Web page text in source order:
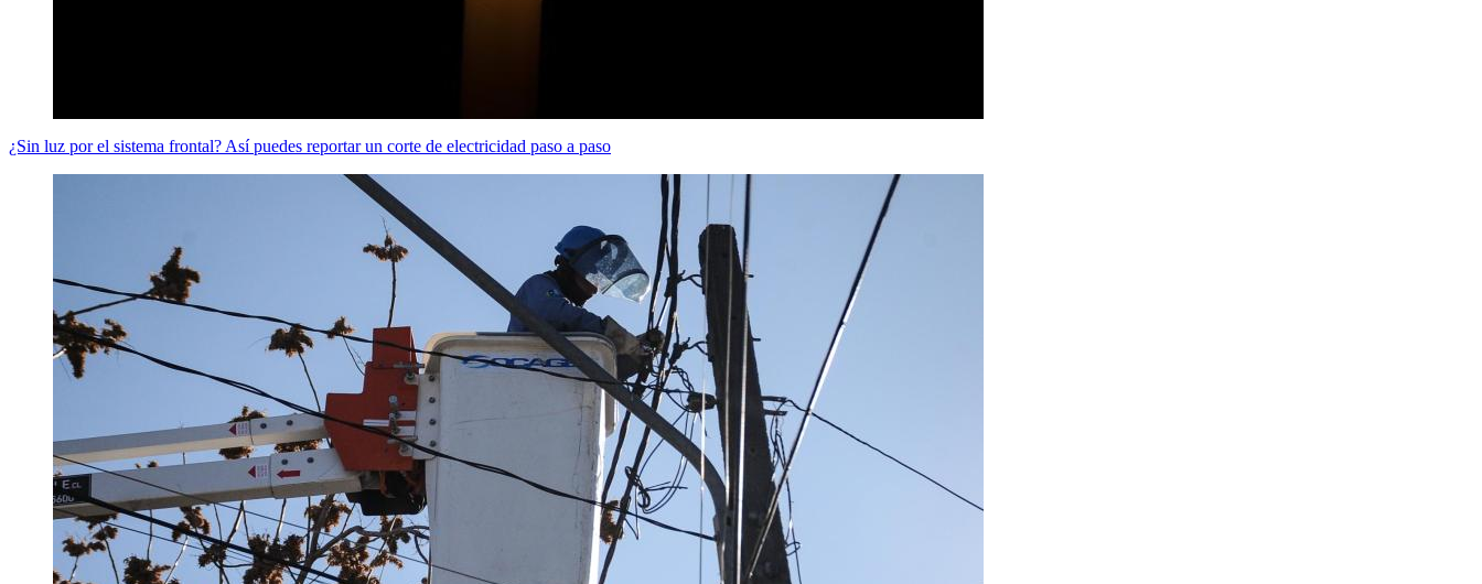
¿Sin luz por el sistema frontal? Así puedes reportar un corte de electricidad paso a paso